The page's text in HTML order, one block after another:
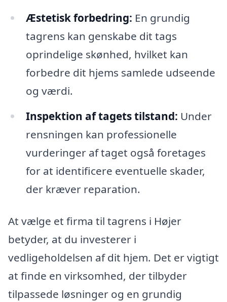
Æstetisk forbedring: En grundig
tagrens kan genskabe dit tags
oprindelige skønhed, hvilket kan
forbedre dit hjems samlede udseende
og værdi.
Inspektion af tagets tilstand: Under
rensningen kan professionelle
vurderinger af taget også foretages
for at identificere eventuelle skader,
der kræver reparation.
At vælge et firma til tagrens i Højer
betyder, at du investerer i
vedligeholdelsen af dit hjem. Det er vigtigt
at finde en virksomhed, der tilbyder
tilpassede løsninger og en grundig